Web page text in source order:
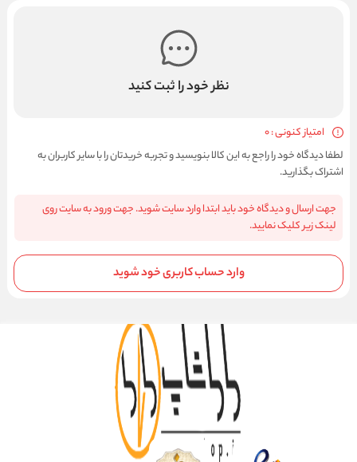
نظر خود را ثبت کنید
امتیاز کنونی : 0
لطفا دیدگاه خود را راجع به این کالا بنویسید و تجربه خریدتان را با سایر کاربران به
اشتراک بگذارید.
جهت ارسال و دیدگاه خود باید ابتدا وارد سایت شوید. جهت ورود به سایت روی
لینک زیر کلیک نمایید.
وارد حساب کاربری خود شوید